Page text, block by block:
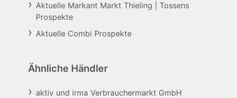
Aktuelle Markant Markt Thieling | Tossens
Prospekte
Aktuelle Combi Prospekte
Ähnliche Händler
aktiv und irma Verbrauchermarkt GmbH